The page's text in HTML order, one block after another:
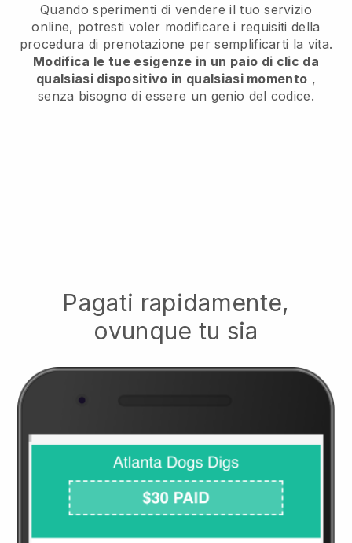
Quando sperimenti di vendere il tuo servizio
online, potresti voler modificare i requisiti della
procedura di prenotazione per semplificarti la vita.
Modifica le tue esigenze in un paio di clic da
qualsiasi dispositivo in qualsiasi momento ,
senza bisogno di essere un genio del codice.
Pagati rapidamente,
ovunque tu sia